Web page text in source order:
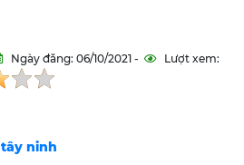
Ngày đăng: 06/10/2021 -
Lượt xem:
tây ninh